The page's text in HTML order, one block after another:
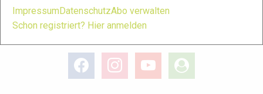
facebook instagram youtube
user-
circle
ImpressumDatenschutzAbo verwalten
Schon registriert? Hier anmelden